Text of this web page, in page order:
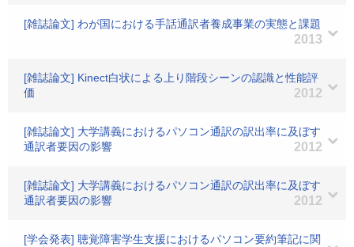
[雑誌論文] わが国における手話通訳者養成事業の実態と課題
2013
[雑誌論文] Kinect白状による上り階段シーンの認識と性能評
価
2012
[雑誌論文] 大学講義におけるパソコン通訳の訳出率に及ぼす
通訳者要因の影響
2012
[雑誌論文] 大学講義におけるパソコン通訳の訳出率に及ぼす
通訳者要因の影響
2012
[学会発表] 聴覚障害学生支援におけるパソコン要約筆記に関